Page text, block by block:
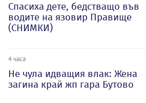
Спасиха дете, бедстващо във
водите на язовир Правище
(СНИМКИ)
4 часа
Не чула идващия влак: Жена
загина край жп гара Бутово